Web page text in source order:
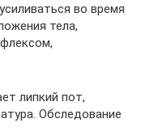
во время
тела,
липкий пот,
Обследование